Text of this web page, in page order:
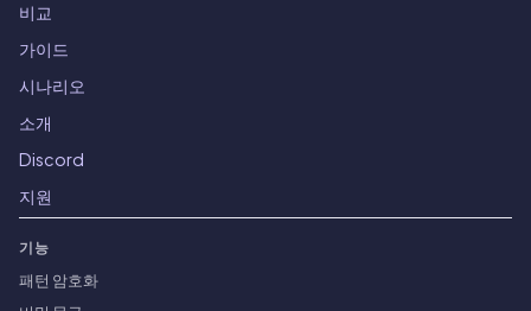
비교
가이드
시나리오
소개
Discord
지원
기능
패턴 암호화